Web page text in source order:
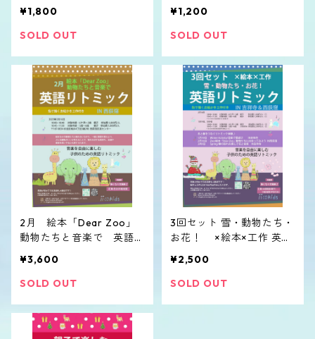
¥1,800
SOLD OUT
¥1,200
SOLD OUT
2月 絵本「Dear Zoo」
動物たちと音楽で 英語リ
¥3,600
SOLD OUT
3回セット 雪・動物たち・
お花！ ×絵本×工作 英語
¥2,500
SOLD OUT